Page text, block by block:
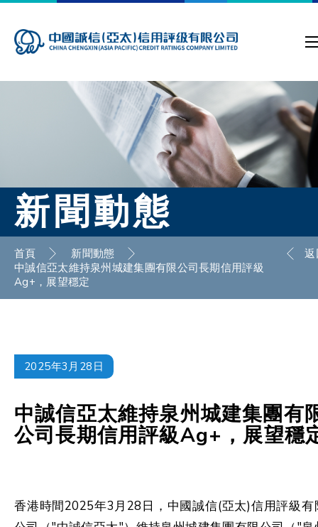
新聞動態
首頁
新聞動態
中誠信亞太維持泉州城建集團有限公司長期信用評級
Ag+，展望穩定
2025年3月28日
中誠信亞太維持泉州城建集團有
公司長期信用評級Ag+，展望穩
香港時間2025年3月28日，中國誠信(亞太)信用評級有